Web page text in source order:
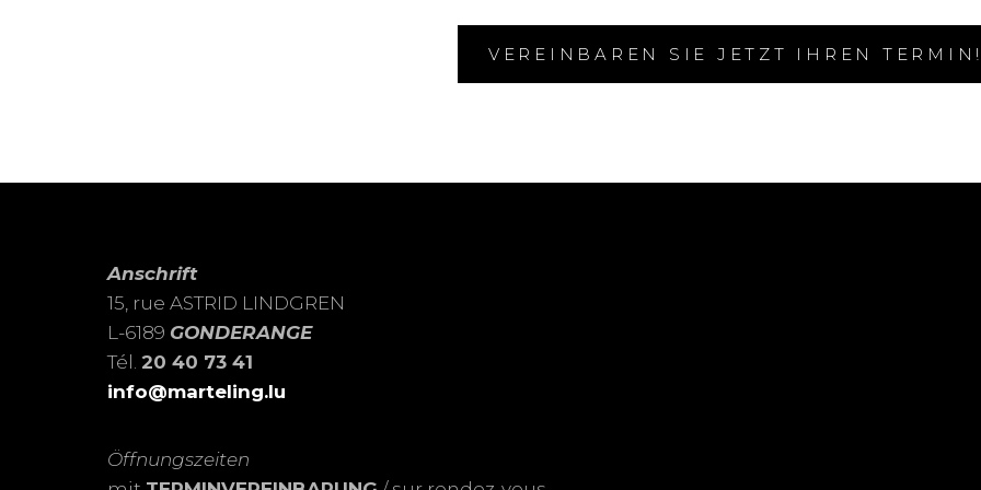
VEREINBAREN SIE JETZT IHREN
Anschrift
15, rue ASTRID LINDGREN
L-6189 GONDERANGE
Tél. 20 40 73 41
info@marteling.lu
Öffnungszeiten